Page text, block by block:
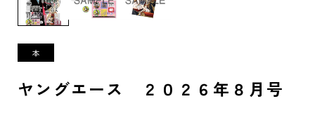
ヤングエース ２０２６年８月号